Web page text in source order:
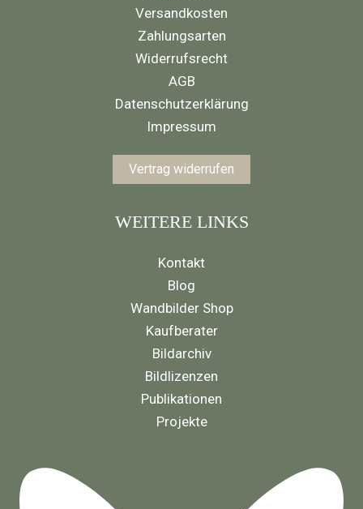
Versandkosten
Zahlungsarten
Widerrufsrecht
AGB
Datenschutzerklärung
Impressum
Vertrag widerrufen
WEITERE LINKS
Kontakt
Blog
Wandbilder Shop
Kaufberater
Bildarchiv
Bildlizenzen
Publikationen
Projekte